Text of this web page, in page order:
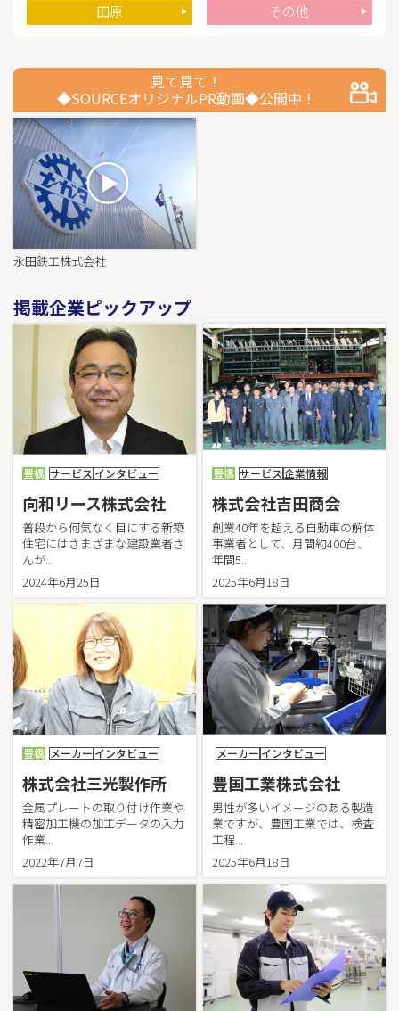
社会福祉法人王寿會
株式会社大木家（オーギヤグループ）
大羽精研株式会社
岡田建設株式会社
カ
株式会社香月堂
加藤建設株式会社
株式会社カネナカ
株式会社共栄社
クックマート株式会社
医療法人光生会 赤岩病院
向和リース株式会社
サ
サーラエナジー株式会社
サーラカーズジャパン株式会社
サーラ住宅株式会社
サーラ不動産株式会社
サーラ物流株式会社
株式会社斎藤塗工店
栄土地測量設計株式会社
株式会社三光製作所
サンソマテクノ株式会社（旧 株式会社オーテッ
ク）
株式会社サンヨネ
株式会社システムハウス
松栄電工株式会社
信愛グループ（医療法人信愛会/社会福祉法人明
世会）
株式会社新来島豊橋造船
株式会社シンデンコー
清和物産株式会社
神野建設株式会社（サーラグループ）
株式会社菅沼タイル店
鈴中工業株式会社
セキスイハイム工業株式会社 中部事業所
医療法人積善会
株式会社セントラルシステム
医療法人善恵会長屋病院
タ
大三紙業株式会社
株式会社対松堂
中央製乳株式会社
株式会社チュウチク
株式会社中部
中部ホームサービス株式会社
株式会社天電
株式会社東海エンジニアリング通信
田原
その他
見て見て！
◆SOURCEオリジナルPR動画◆公開中！
永田鉄工株式会社
掲載企業ピックアップ
豊橋 サービスインタビュー
向和リース株式会社
普段から何気なく目にする新築
住宅にはさまざまな建設業者さ
んが...
2024年6月25日
豊橋 サービス企業情報
株式会社吉田商会
創業40年を超える自動車の解体
事業者として、月間約400台、
年間5...
2025年6月18日
豊橋 メーカー インタビュー
株式会社三光製作所
金属プレートの取り付け作業や
精密加工機の加工データの入力
作業...
2022年7月7日
メーカー インタビュー
豊国工業株式会社
男性が多いイメージのある製造
業ですが、豊国工業では、検査
工程...
2025年6月18日